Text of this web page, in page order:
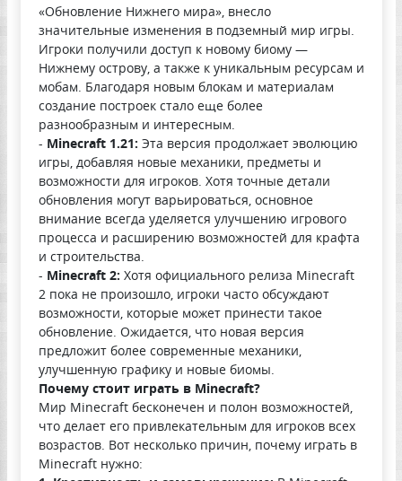
«Обновление Нижнего мира», внесло
значительные изменения в подземный мир игры.
Игроки получили доступ к новому биому —
Нижнему острову, а также к уникальным ресурсам и
мобам. Благодаря новым блокам и материалам
создание построек стало еще более
разнообразным и интересным.
- Minecraft 1.21: Эта версия продолжает эволюцию
игры, добавляя новые механики, предметы и
возможности для игроков. Хотя точные детали
обновления могут варьироваться, основное
внимание всегда уделяется улучшению игрового
процесса и расширению возможностей для крафта
и строительства.
- Minecraft 2: Хотя официального релиза Minecraft
2 пока не произошло, игроки часто обсуждают
возможности, которые может принести такое
обновление. Ожидается, что новая версия
предложит более современные механики,
улучшенную графику и новые биомы.
Почему стоит играть в Minecraft?
Мир Minecraft бесконечен и полон возможностей,
что делает его привлекательным для игроков всех
возрастов. Вот несколько причин, почему играть в
Minecraft нужно: